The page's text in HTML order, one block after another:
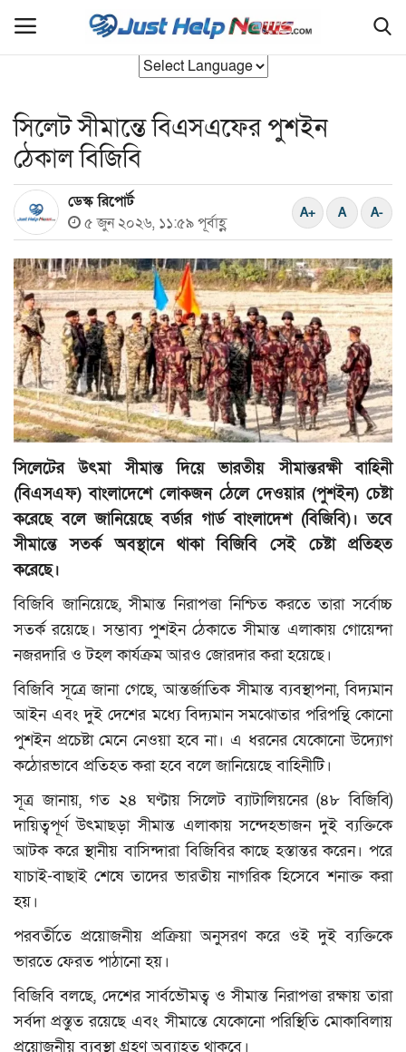
হোম
বাংলাদেশ
যুক্তরাজ‍্য
আন্তর্জাতিক
রাজনীতি
সিলেট বিভাগ
এক্সক্লুসিভ
মুক্তমত
প্রবাস
সংবাদ বিজ্ঞপ্তি
প্রযুক্তি
জাষ্ট হেল্প চ্যারিটি
স্বাস্থ্য
খেলাধুলা
বিনোদন
ক্যাম্পাস
লাইফস্টাইল
যোগাযোগ
ধর্ম ও জীবন
সিলেট সীমান্তে বিএসএফের পুশইন
ঠেকাল বিজিবি
ডেস্ক রিপোর্ট
৫ জুন ২০২৬, ১১:৫৯ পূর্বাহ্ণ
সিলেটের উৎমা সীমান্ত দিয়ে ভারতীয় সীমান্তরক্ষী বাহিনী
(বিএসএফ) বাংলাদেশে লোকজন ঠেলে দেওয়ার (পুশইন) চেষ্টা
করেছে বলে জানিয়েছে বর্ডার গার্ড বাংলাদেশ (বিজিবি)। তবে
সীমান্তে সতর্ক অবস্থানে থাকা বিজিবি সেই চেষ্টা প্রতিহত
করেছে।
বিজিবি জানিয়েছে, সীমান্ত নিরাপত্তা নিশ্চিত করতে তারা সর্বোচ্চ
সতর্ক রয়েছে। সম্ভাব্য পুশইন ঠেকাতে সীমান্ত এলাকায় গোয়েন্দা
নজরদারি ও টহল কার্যক্রম আরও জোরদার করা হয়েছে।
বিজিবি সূত্রে জানা গেছে, আন্তর্জাতিক সীমান্ত ব্যবস্থাপনা, বিদ্যমান
আইন এবং দুই দেশের মধ্যে বিদ্যমান সমঝোতার পরিপন্থি কোনো
পুশইন প্রচেষ্টা মেনে নেওয়া হবে না। এ ধরনের যেকোনো উদ্যোগ
কঠোরভাবে প্রতিহত করা হবে বলে জানিয়েছে বাহিনীটি।
সূত্র জানায়, গত ২৪ ঘণ্টায় সিলেট ব্যাটালিয়নের (৪৮ বিজিবি)
দায়িত্বপূর্ণ উৎমাছড়া সীমান্ত এলাকায় সন্দেহভাজন দুই ব্যক্তিকে
আটক করে স্থানীয় বাসিন্দারা বিজিবির কাছে হস্তান্তর করেন। পরে
যাচাই-বাছাই শেষে তাদের ভারতীয় নাগরিক হিসেবে শনাক্ত করা
হয়।
পরবর্তীতে প্রয়োজনীয় প্রক্রিয়া অনুসরণ করে ওই দুই ব্যক্তিকে
ভারতে ফেরত পাঠানো হয়।
বিজিবি বলছে, দেশের সার্বভৌমত্ব ও সীমান্ত নিরাপত্তা রক্ষায় তারা
সর্বদা প্রস্তুত রয়েছে এবং সীমান্তে যেকোনো পরিস্থিতি মোকাবিলায়
প্রয়োজনীয় ব্যবস্থা গ্রহণ অব্যাহত থাকবে।